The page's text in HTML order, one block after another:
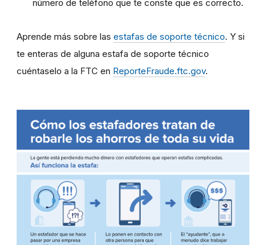
número de teléfono que te conste que es correcto.
Aprende más sobre las estafas de soporte técnico. Y si
te enteras de alguna estafa de soporte técnico
cuéntaselo a la FTC en ReporteFraude.ftc.gov.